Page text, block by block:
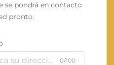
se pondrá en contacto
pronto.
0/100